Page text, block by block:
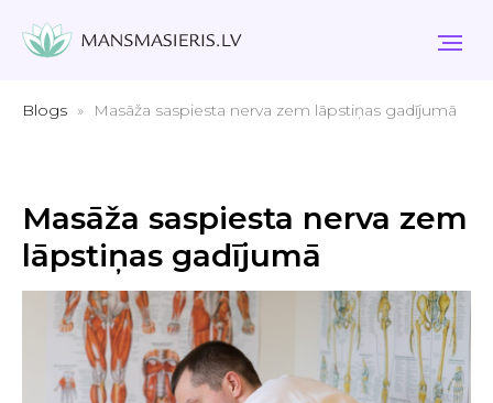
Blogs Masāža saspiesta nerva zem lāpstiņas gadījumā
Masāža saspiesta nerva zem
lāpstiņas gadījumā